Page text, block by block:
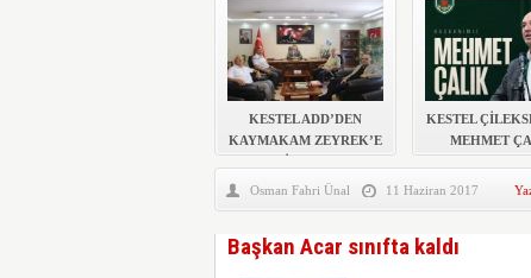
Karacabey ve
Kestel’in Yetiştirdiği
MHP’DE AHMET
KESTEL ADD’DEN
KAYMAKAM ZEYREK’E
KESTEL
MEHMET
Osman Fahri Ünal 11 Haziran 2017
Başkan Acar sınıfta kaldı